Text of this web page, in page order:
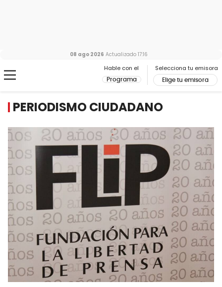
Hable con el
Programa
Selecciona tu emisora
Elige tu emisora
08 ago 2026 Actualizado 17:16
PERIODISMO CIUDADANO